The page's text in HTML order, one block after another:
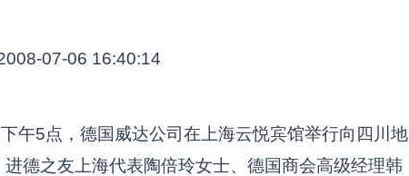
07-06 16:40:14
午5点，德国威达公司在上海云悦宾馆举行向四川地
德之友上海代表陶倍玲女士、德国商会高级经理韩